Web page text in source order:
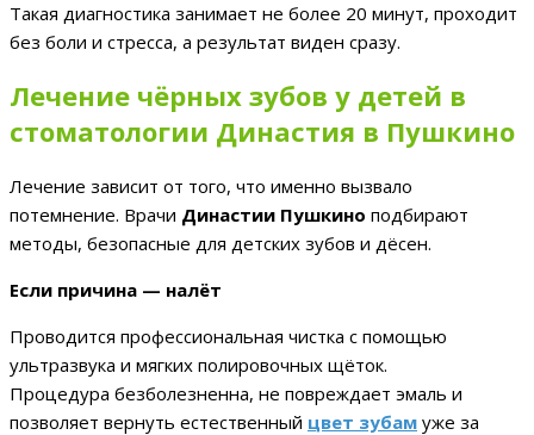
Такая диагностика занимает не более 20 минут, проходит
без боли и стресса, а результат виден сразу.
Лечение чёрных зубов у детей в
стоматологии Династия в Пушкино
Лечение зависит от того, что именно вызвало
потемнение. Врачи Династии Пушкино подбирают
методы, безопасные для детских зубов и дёсен.
Если причина — налёт
Проводится профессиональная чистка с помощью
ультразвука и мягких полировочных щёток.
Процедура безболезненна, не повреждает эмаль и
позволяет вернуть естественный цвет зубам уже за